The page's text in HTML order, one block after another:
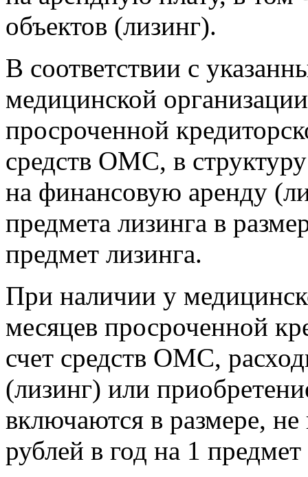
объектов (лизинг).
В соответствии с
медицинской
просроченной
средств ОМС, в
на финансовую аренду
предмета лизинга в
предмет лизинга.
При наличии у
месяцев просроченной
счет средств ОМС,
(лизинг) или
включаются в размере,
рублей в год на 1 предмет